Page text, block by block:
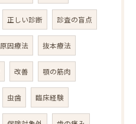
正しい診断 診査の盲点
原因療法 抜本療法
改善 顎の筋肉
虫歯 臨床経験